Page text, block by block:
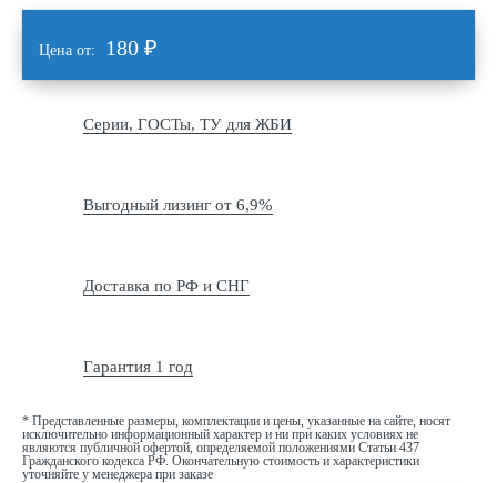
Цена от: 180 ₽
Серии, ГОСТы, ТУ для ЖБИ
Выгодный лизинг от 6,9%
Доставка по РФ и СНГ
Гарантия 1 год
* Представленные размеры, комплектации и цены, указанные на сайте, носят
исключительно информационный характер и ни при каких условиях не
являются публичной офертой, определяемой положениями Статьи 437
Гражданского кодекса РФ. Окончательную стоимость и характеристики
уточняйте у менеджера при заказе